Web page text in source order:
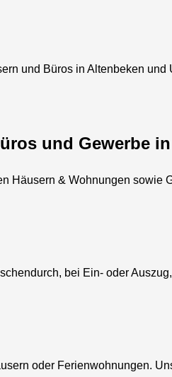
und Büros in Altenbeken und
und Gewerbe
Häusern & Wohnungen
bei Ein- oder
oder Ferienwohnungen.